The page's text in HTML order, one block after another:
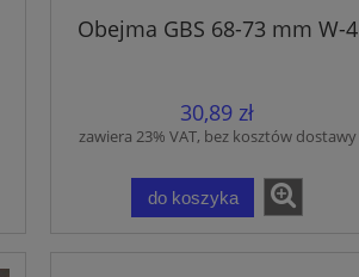
Obejma GBS 68-73 mm W-4
30,89 zł
zawiera 23% VAT, bez kosztów dostawy
do koszyka